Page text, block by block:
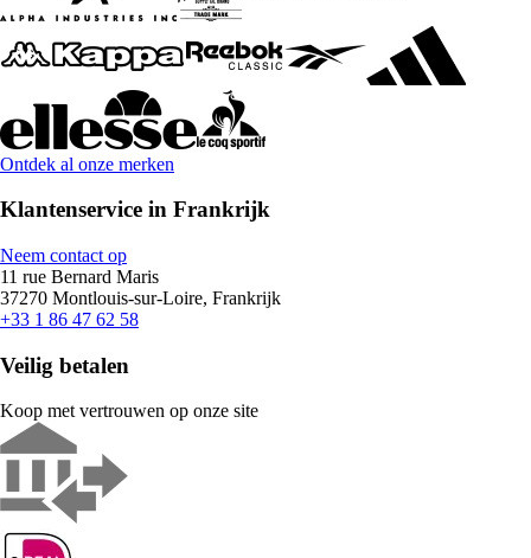
Ontdek al onze merken
Klantenservice in Frankrijk
Neem contact op
11 rue Bernard Maris
37270 Montlouis-sur-Loire, Frankrijk
+33 1 86 47 62 58
Veilig betalen
Koop met vertrouwen op onze site